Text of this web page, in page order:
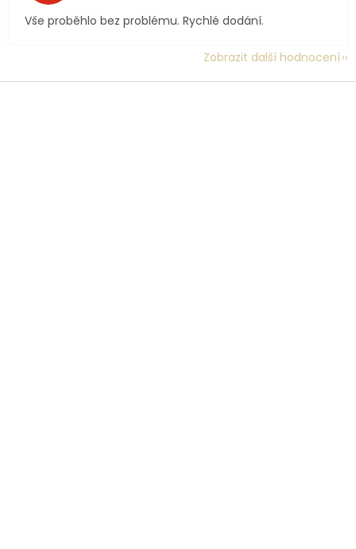
Vše proběhlo bez problému. Rychlé dodání.
Zobrazit další hodnocení